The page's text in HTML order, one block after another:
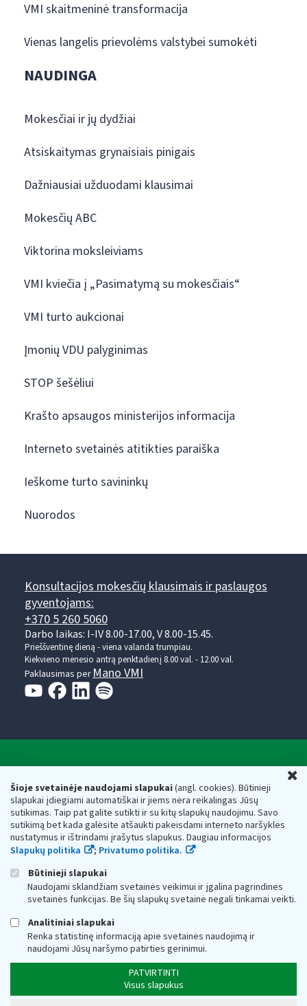
Šioje svetainėje naudojami slapukai(angl. cookies). Būtinieji
slapukai įdiegiami automatiškai ir jiems nėra reikalingas Jūsų
sutikimas. Taip pat galite sutikti ir su kitų slapukų naudojimu. Savo
sutikimą bet kada galėsite atšaukti pakeisdami interneto naršyklės
nustatymus ir ištrindami įrašytus slapukus. Daugiau informacijos
Slapukų politika
; Privatumo politika.
Būtinieji slapukai
Naudojami sklandžiam svetainės veikimui ir įgalina pagrindines
svetainės funkcijas. Be šių slapukų svetainė negali tinkamai veikti.
Analitiniai slapukai
Renka statistinę informaciją apie svetainės naudojimą ir
naudojami Jūsų naršymo patirties gerinimui.
PATVIRTINTI
Visus slapukus
VMI skaitmeninė transformacija
Vienas langelis prievolėms valstybei sumokėti
NAUDINGA
Mokesčiai ir jų dydžiai
Atsiskaitymas grynaisiais pinigais
Dažniausiai užduodami klausimai
Mokesčių ABC
Viktorina moksleiviams
VMI kviečia į „Pasimatymą su mokesčiais“
VMI turto aukcionai
Įmonių VDU palyginimas
STOP šešėliui
Krašto apsaugos ministerijos informacija
Interneto svetainės atitikties paraiška
Ieškome turto savininkų
Nuorodos
Konsultacijos mokesčių klausimais ir paslaugos
gyventojams:
+370 5 260 5060
Darbo laikas: I-IV 8.00-17.00, V 8.00-15.45.
Prieššventinę dieną - viena valanda trumpiau.
Kiekvieno mėnesio antrą penktadienį 8.00 val. - 12.00 val.
Paklausimas perMano VMI
Valstybinė mokesčių inspekcija prie Lietuvos
Respublikos finansų ministerijos
Biudžetinė įstaiga. Juridinio asmens kodas — 188659752,
adresas: Vasario 16-osios g. 14, 01107 Vilnius, Lietuva, el.paštas:
vmi@vmi.lt , E. pristatymo dėžutės adresas 188659752
Duomenys apie Valstybinę mokesčių inspekciją prie Lietuvos
Respublikos finansų ministerijos kaupiami ir saugomi Juridinių